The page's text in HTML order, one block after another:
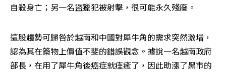
自殺身亡；另一名盜獵犯被射擊，很可能永久殘廢。
這股趨勢可歸咎於越南和中國對犀牛角的需求突然激增，
認為其在藥物上價值不斐的錯誤觀念。據說一名越南政府
部長，在用了犀牛角後癌症就痊癒了，因此助漲了黑市的